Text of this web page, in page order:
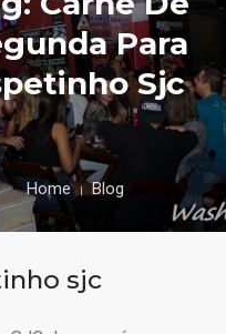
Para
Sjc
Home Blog
sjc